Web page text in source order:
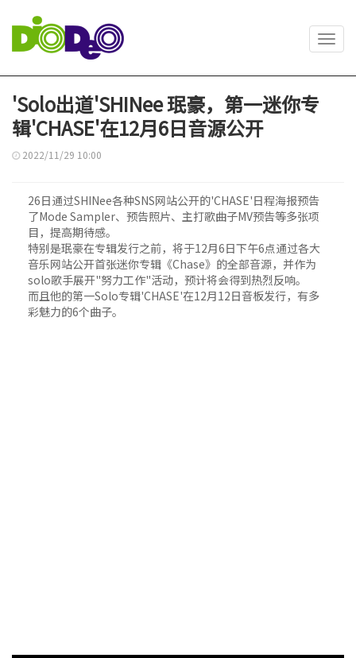
'Solo出道'SHINee 珉豪，第一迷你专
辑'CHASE'在12月6日音源公开
2022/11/29 10:00
26日通过SHINee各种SNS网站公开的'CHASE'日程海报预告
了Mode Sampler、预告照片、主打歌曲子MV预告等多张项
目，提高期待感。
特别是珉豪在专辑发行之前，将于12月6日下午6点通过各大
音乐网站公开首张迷你专辑《Chase》的全部音源，并作为
solo歌手展开"努力工作"活动，预计将会得到热烈反响。
而且他的第一Solo专辑'CHASE'在12月12日音板发行，有多
彩魅力的6个曲子。